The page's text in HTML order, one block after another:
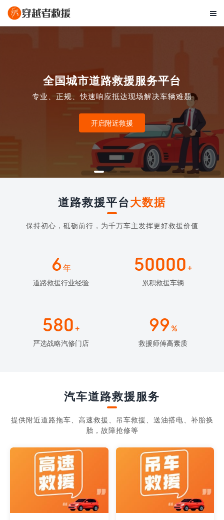

全国城市道路救援服务平台
专业、正规、快速响应抵达现场解决车辆难题
开启附近救援
道路救援平台大数据
保持初心，砥砺前行，为千万车主发挥更好救援价值
6年
道路救援行业经验
50000 +
累积救援车辆
580 +
严选战略汽修门店
99 %
救援师傅高素质
汽车道路救援服务
提供附近道路拖车、高速救援、吊车救援、送油搭电、补胎换
胎，故障抢修等